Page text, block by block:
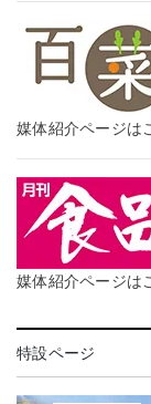
媒体紹介ページは
媒体紹介ページは
特設ページ